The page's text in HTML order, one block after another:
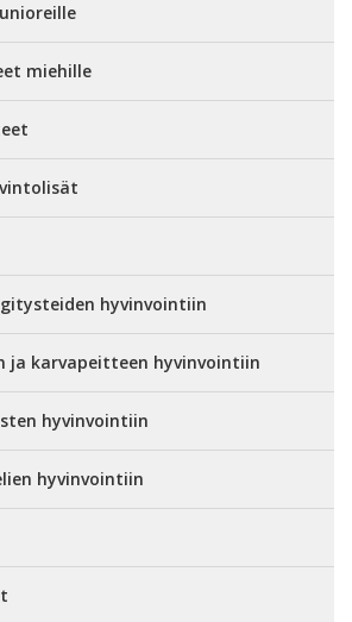
miehille
hyvinvointiin
ja karvapeitteen hyvinvointiin
hyvinvointiin
hyvinvointiin